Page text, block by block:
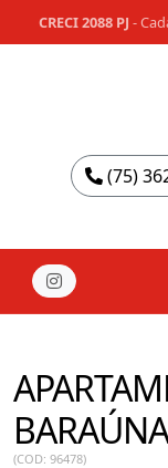
CRECI 2088 PJ -
(75)
BARAÚNA
(COD: 96478)